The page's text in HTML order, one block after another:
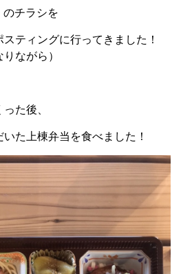
チラシを
ティングに行ってきました！
ながら）
た後、
た上棟弁当を食べました！